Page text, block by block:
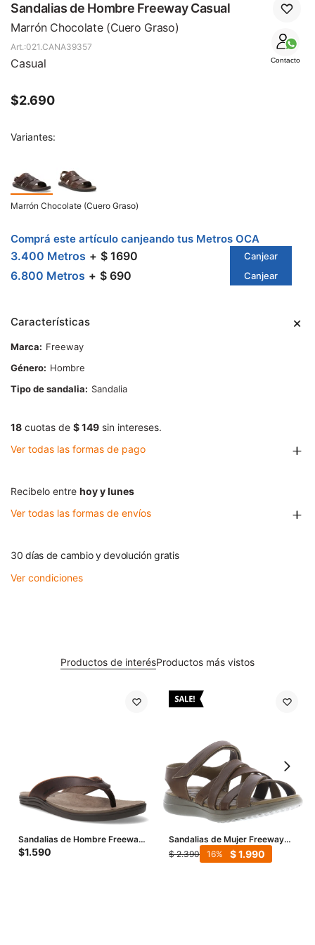
Sandalias de Hombre Freeway Casual
Marrón Chocolate (Cuero Graso)
Contacto
021.CANA39357
Casual
$2.690
Variantes:
Marrón Chocolate (Cuero Graso)
Comprá este artículo canjeando tus Metros OCA
3.400 Metros $ 1690 Canjear
6.800 Metros $ 690 Canjear
Características
Marca
Freeway
Género
Hombre
Tipo de sandalia
Sandalia
18 cuotas de $ 149 sin intereses.
Ver todas las formas de pago
Recibelo entre hoy y lunes
Ver todas las formas de envíos
30 días de cambio y devolución gratis
Ver condiciones
Productos de interésProductos más vistos
Sandalias de Hombre Freeway
Ojota Casual - Marrón
$1.590
Sandalias de Mujer Freeway
Casual - Marrón Fósil
$ 2.390 $1.990
16